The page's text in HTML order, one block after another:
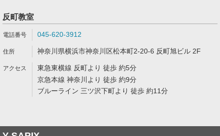
反町教室
045-620-3912
神奈川県横浜市神奈川区松本町2-20-6 反町旭ビル 2F
東急東横線 反町より 徒歩 約5分
京急本線 神奈川より 徒歩 約9分
ブルーライン 三ツ沢下町より 徒歩 約11分